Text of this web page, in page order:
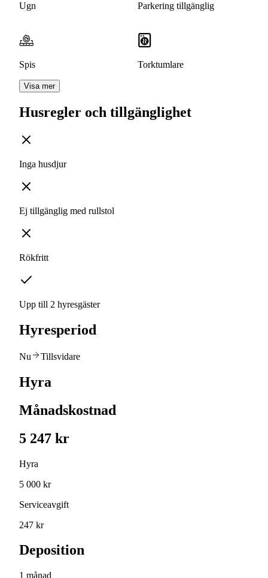
Ugn Parkering tillgänglig
Spis Torktumlare
Visa mer
Husregler och tillgänglighet
Inga husdjur
Ej tillgänglig med rullstol
Rökfritt
Upp till 2 hyresgäster
Hyresperiod
Nu Tillsvidare
Hyra
Månadskostnad
5 247 kr
Hyra
5 000 kr
Serviceavgift
247 kr
Deposition
1 månad